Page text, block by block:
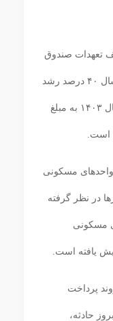
تعهدات صندوق
در سال ۱۴۰۴ گفت: سقف تعهدات امسال ۴۰ درصد رشد
داشته و از مبلغ ۹۵ میلیون تومان در سال ۱۴۰۳ به مبلغ
مسکونی
در نظر گرفته
مسکونی
پرداخت
حادثه،